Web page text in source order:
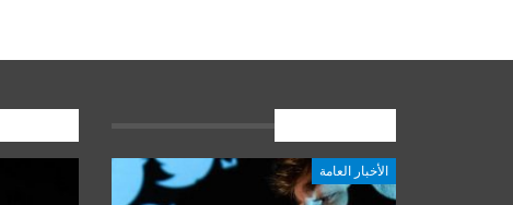
الأخبار العامة
أخبار المرجعية